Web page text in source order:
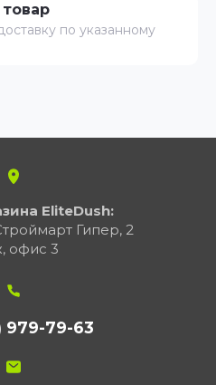
по указанному
EliteDush:
Гипер, 2
офис 3
979-79-63